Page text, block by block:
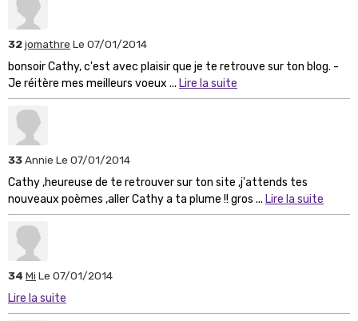
32jomathre Le 07/01/2014
bonsoir Cathy, c'est avec plaisir que je te retrouve sur ton blog. -
Je réitère mes meilleurs voeux ... Lire la suite
33Annie Le 07/01/2014
Cathy ,heureuse de te retrouver sur ton site ,j'attends tes
nouveaux poèmes ,aller Cathy a ta plume !! gros ... Lire la suite
34 Mi Le 07/01/2014
Lire la suite